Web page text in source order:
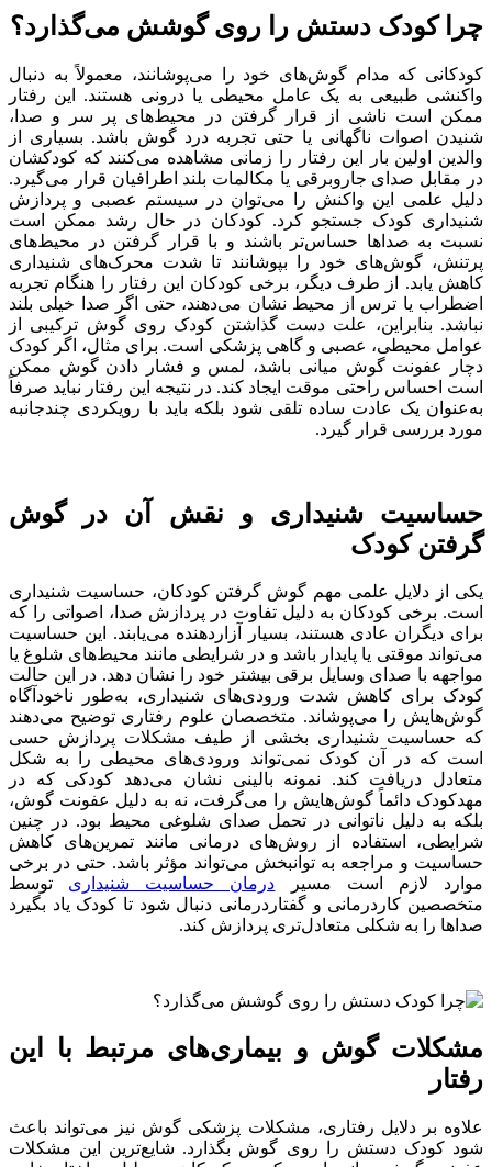
چرا کودک دستش را روی گوشش می‌گذارد؟
کودکانی که مدام گوش‌های خود را می‌پوشانند، معمولاً به دنبال
واکنشی طبیعی به یک عامل محیطی یا درونی هستند. این رفتار
ممکن است ناشی از قرار گرفتن در محیط‌های پر سر و صدا،
شنیدن اصوات ناگهانی یا حتی تجربه درد گوش باشد. بسیاری از
والدین اولین بار این رفتار را زمانی مشاهده می‌کنند که کودکشان
در مقابل صدای جاروبرقی یا مکالمات بلند اطرافیان قرار می‌گیرد.
دلیل علمی این واکنش را می‌توان در سیستم عصبی و پردازش
شنیداری کودک جستجو کرد. کودکان در حال رشد ممکن است
نسبت به صداها حساس‌تر باشند و با قرار گرفتن در محیط‌های
پرتنش، گوش‌های خود را بپوشانند تا شدت محرک‌های شنیداری
کاهش یابد. از طرف دیگر، برخی کودکان این رفتار را هنگام تجربه
اضطراب یا ترس از محیط نشان می‌دهند، حتی اگر صدا خیلی بلند
نباشد. بنابراین، علت دست گذاشتن کودک روی گوش ترکیبی از
عوامل محیطی، عصبی و گاهی پزشکی است. برای مثال، اگر کودک
دچار عفونت گوش میانی باشد، لمس و فشار دادن گوش ممکن
است احساس راحتی موقت ایجاد کند. در نتیجه این رفتار نباید صرفاً
به‌عنوان یک عادت ساده تلقی شود بلکه باید با رویکردی چندجانبه
مورد بررسی قرار گیرد.
حساسیت شنیداری و نقش آن در گوش
گرفتن کودک
یکی از دلایل علمی مهم گوش گرفتن کودکان، حساسیت شنیداری
است. برخی کودکان به دلیل تفاوت در پردازش صدا، اصواتی را که
برای دیگران عادی هستند، بسیار آزاردهنده می‌یابند. این حساسیت
می‌تواند موقتی یا پایدار باشد و در شرایطی مانند محیط‌های شلوغ یا
مواجهه با صدای وسایل برقی بیشتر خود را نشان دهد. در این حالت
کودک برای کاهش شدت ورودی‌های شنیداری، به‌طور ناخودآگاه
گوش‌هایش را می‌پوشاند. متخصصان علوم رفتاری توضیح می‌دهند
که حساسیت شنیداری بخشی از طیف مشکلات پردازش حسی
است که در آن کودک نمی‌تواند ورودی‌های محیطی را به شکل
متعادل دریافت کند. نمونه بالینی نشان می‌دهد کودکی که در
مهدکودک دائماً گوش‌هایش را می‌گرفت، نه به دلیل عفونت گوش،
بلکه به دلیل ناتوانی در تحمل صدای شلوغی محیط بود. در چنین
شرایطی، استفاده از روش‌های درمانی مانند تمرین‌های کاهش
حساسیت و مراجعه به توانبخش می‌تواند مؤثر باشد. حتی در برخی
موارد لازم است مسیر درمان حساسیت شنیداری توسط
متخصصین کاردرمانی و گفتاردرمانی دنبال شود تا کودک یاد بگیرد
صداها را به شکلی متعادل‌تری پردازش کند.
مشکلات گوش و بیماری‌های مرتبط با این
رفتار
علاوه بر دلایل رفتاری، مشکلات پزشکی گوش نیز می‌تواند باعث
شود کودک دستش را روی گوش بگذارد. شایع‌ترین این مشکلات